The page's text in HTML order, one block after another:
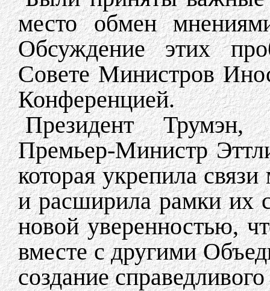
место обмен
Обсуждение этих
Совете Министров
Конференцией.
Президент Трумэн,
Премьер-Министр
которая укрепила
и расширила рамки их
новой уверенностью,
вместе с другими
создание